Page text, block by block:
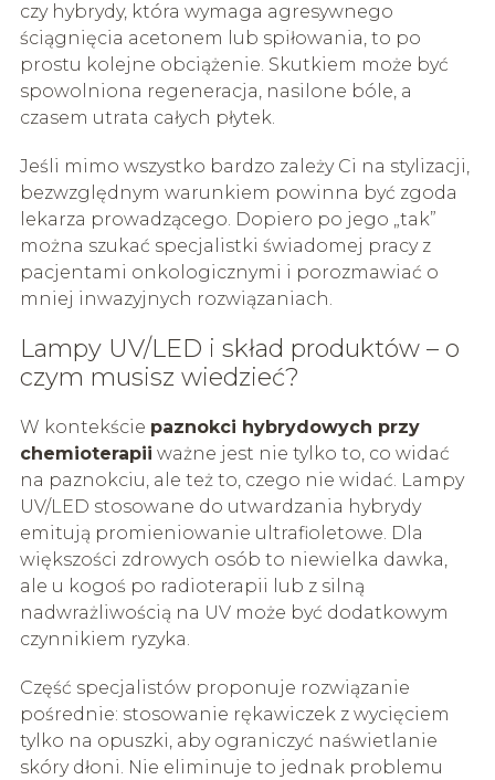
czy hybrydy, która wymaga agresywnego
ściągnięcia acetonem lub spiłowania, to po
prostu kolejne obciążenie. Skutkiem może być
spowolniona regeneracja, nasilone bóle, a
czasem utrata całych płytek.
Jeśli mimo wszystko bardzo zależy Ci na stylizacji,
bezwzględnym warunkiem powinna być zgoda
lekarza prowadzącego. Dopiero po jego „tak”
można szukać specjalistki świadomej pracy z
pacjentami onkologicznymi i porozmawiać o
mniej inwazyjnych rozwiązaniach.
Lampy UV/LED i skład produktów – o
czym musisz wiedzieć?
W kontekście paznokci hybrydowych przy
chemioterapii ważne jest nie tylko to, co widać
na paznokciu, ale też to, czego nie widać. Lampy
UV/LED stosowane do utwardzania hybrydy
emitują promieniowanie ultrafioletowe. Dla
większości zdrowych osób to niewielka dawka,
ale u kogoś po radioterapii lub z silną
nadwrażliwością na UV może być dodatkowym
czynnikiem ryzyka.
Część specjalistów proponuje rozwiązanie
pośrednie: stosowanie rękawiczek z wycięciem
tylko na opuszki, aby ograniczyć naświetlanie
skóry dłoni. Nie eliminuje to jednak problemu